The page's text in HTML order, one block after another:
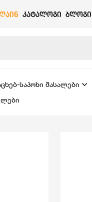
ᲙᲐᲢᲐᲚᲝᲒᲘ ᲑᲚᲝᲒᲘ
საპოხი მასალები